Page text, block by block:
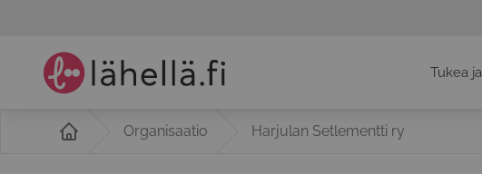
Tukea
Organisaatio Harjulan Setlementti ry